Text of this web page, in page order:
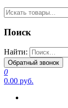
Поиск
Найти:
Обратный звонок
0
0.00 руб.